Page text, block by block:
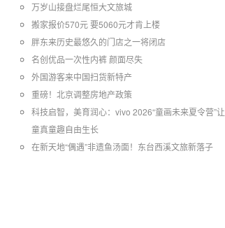
万岁山接盘烂尾恒大文旅城
搬家报价570元 要5060元才肯上楼
胖东来历史最悠久的门店之一将闭店
名创优品一次性内裤 颜面尽失
外国游客来中国扫货新特产
重磅！北京调整房地产政策
科技启智，美育润心：vivo 2026“童画未来夏令营”让
童真童趣自由生长
在新天地“偶遇”非遗鱼汤面！东台西溪文旅新落子